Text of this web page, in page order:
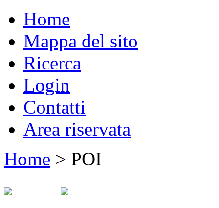
Home
Mappa del sito
Ricerca
Login
Contatti
Area riservata
Home > POI